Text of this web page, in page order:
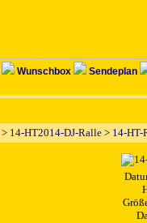
Wunschbox
Sendeplan
> 14-HT2014-DJ-Ralle > 14-HT-